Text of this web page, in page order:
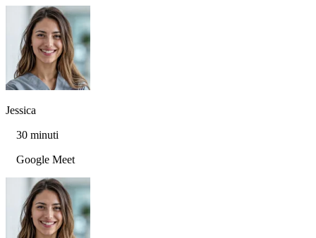
Jessica
30 minuti
Google Meet